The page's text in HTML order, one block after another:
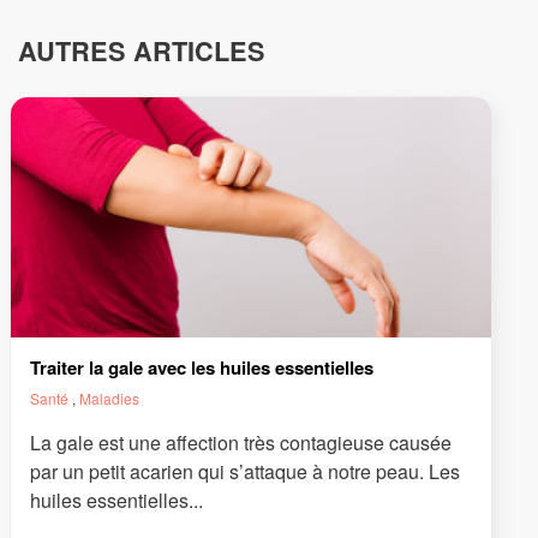
AUTRES ARTICLES
Traiter la gale avec les huiles essentielles
Santé , Maladies
La gale est une affection très contagieuse causée
par un petit acarien qui s’attaque à notre peau. Les
huiles essentielles...